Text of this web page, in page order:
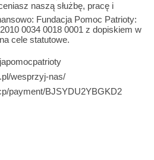
naszą służbę, pracę i
Fundacja Pomoc Patrioty:
0034 0018 0001 z dopiskiem w
cele statutowe.
wesprzyj-nas/
payment/BJSYDU2YBGKD2